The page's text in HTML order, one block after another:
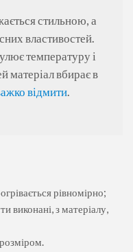
стильною, а
властивостей.
температуру і
матеріал вбирає в
відмити.
рівномірно;
виконані, з матеріалу,